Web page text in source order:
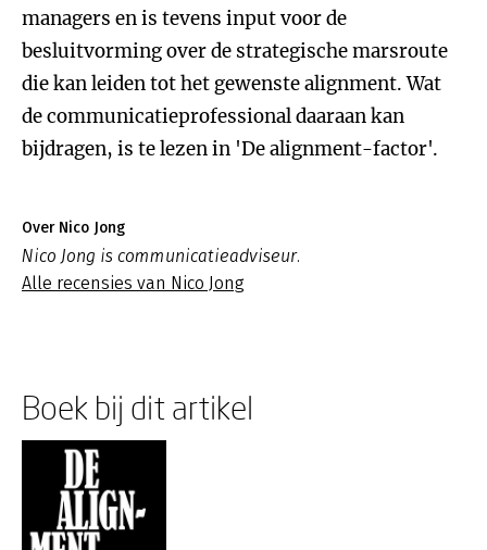
managers en is tevens input voor de
besluitvorming over de strategische marsroute
die kan leiden tot het gewenste alignment. Wat
de communicatieprofessional daaraan kan
bijdragen, is te lezen in 'De alignment-factor'.
Over Nico Jong
Nico Jong is communicatieadviseur.
Alle recensies van Nico Jong
Boek bij dit artikel